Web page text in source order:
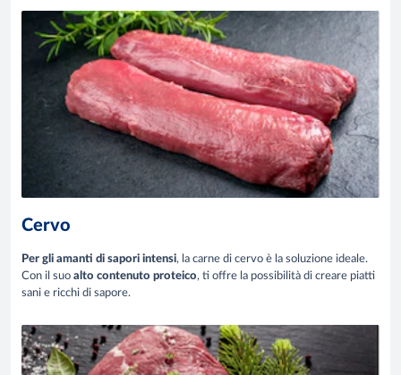
Cervo
Per gli amanti di sapori intensi, la carne di cervo è la soluzione ideale.
Con il suo alto contenuto proteico, ti offre la possibilità di creare piatti
sani e ricchi di sapore.